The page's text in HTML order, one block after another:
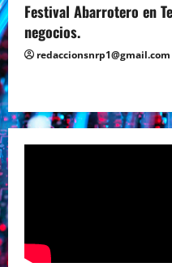
Festival Abarrotero en
negocios.
redaccionsnrp1@gmail.com